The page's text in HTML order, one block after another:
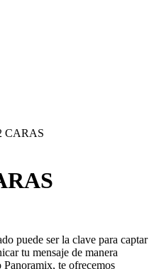
CARAS
puede ser la clave para captar
tu mensaje de manera
te ofrecemos